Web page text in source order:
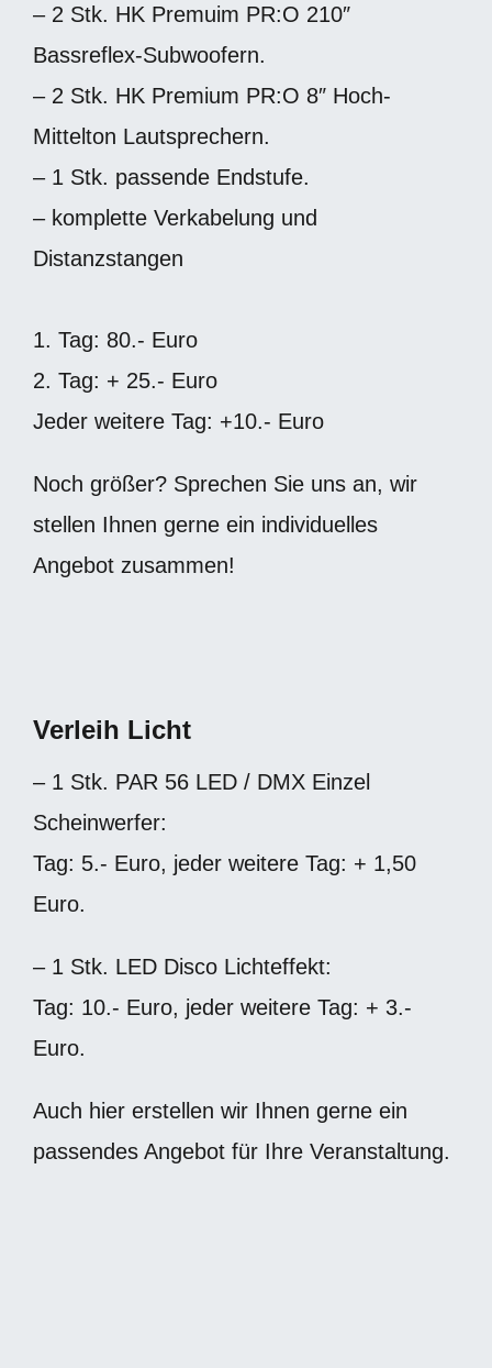
– 2 Stk. HK Premuim PR:O 210″
Bassreflex-Subwoofern.
– 2 Stk. HK Premium PR:O 8″ Hoch-
Mittelton Lautsprechern.
– 1 Stk. passende Endstufe.
– komplette Verkabelung und
Distanzstangen
1. Tag: 80.- Euro
2. Tag: + 25.- Euro
Jeder weitere Tag: +10.- Euro
Noch größer? Sprechen Sie uns an, wir
stellen Ihnen gerne ein individuelles
Angebot zusammen!
Verleih Licht
– 1 Stk. PAR 56 LED / DMX Einzel
Scheinwerfer:
Tag: 5.- Euro, jeder weitere Tag: + 1,50
Euro.
– 1 Stk. LED Disco Lichteffekt:
Tag: 10.- Euro, jeder weitere Tag: + 3.-
Euro.
Auch hier erstellen wir Ihnen gerne ein
passendes Angebot für Ihre Veranstaltung.